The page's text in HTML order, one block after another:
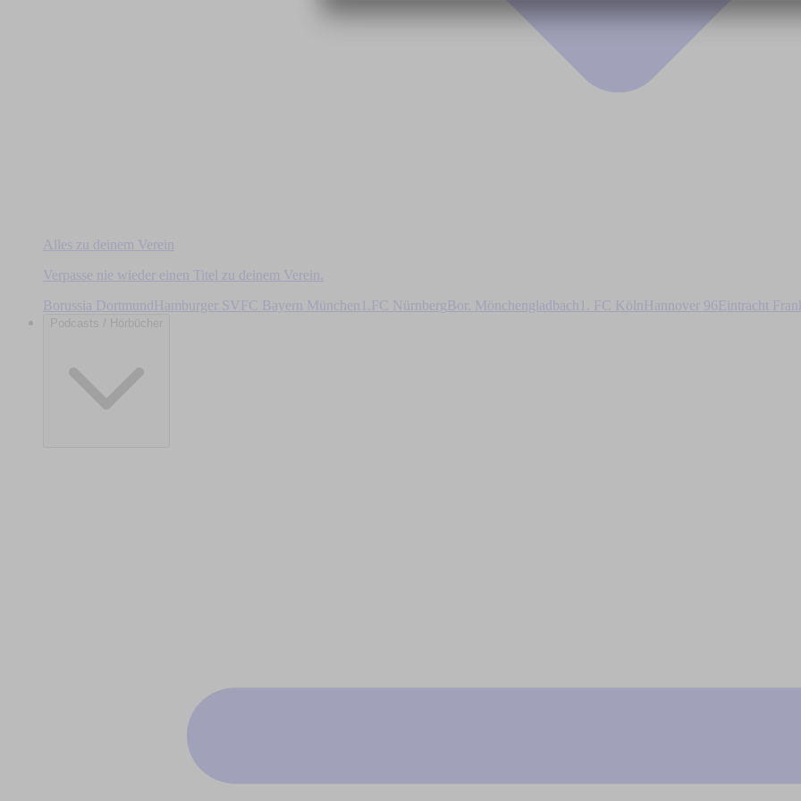
Alles zu deinem Verein
Verpasse nie wieder einen Titel zu deinem Verein.
Borussia DortmundHamburger SV FC Bayern München 1.FC Nürnberg Bor. Mönchengladbach 1. FC Köln Hannover 96Eintracht
Podcasts / Hörbücher